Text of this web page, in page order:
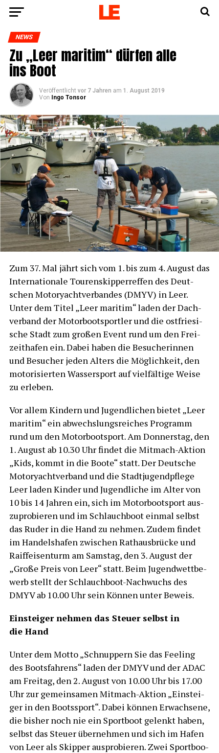
NEWS
Zu „Leer mari­tim“ dür­fen alle
ins Boot
Veröffentlicht vor 7 Jahren am 1. August 2019
Von
Ingo Tonsor
Zum 37.Mal jährt sich vom 1. bis zum 4. August das
Inter­na­tio­na­le Tou­ren­skip­perref­fen des Deut­
schen Motor­yacht­ver­ban­des (DMYV) in Leer.
Unter dem Titel „Leer mari­tim“ laden der Dach­
ver­band der Motor­bootsport­ler und die ost­frie­si­
sche Stadt zum gro­ßen Event rund um den Frei­
zeit­ha­fen ein. Dabei haben die Besu­che­rin­nen
und Besu­cher jeden Alters die Mög­lich­keit, den
moto­ri­sier­ten Was­ser­sport auf viel­fäl­ti­ge Wei­se
zu erleben.
Vor allem Kin­dern und Jugend­li­chen bie­tet „Leer
mari­tim“ ein abwechs­lungs­rei­ches Pro­gramm
rund um den Motor­boot­sport. Am Don­ners­tag, den
1. August ab 10.30 Uhr fin­det die Mit­mach-Akti­on
„Kids, kommt in die Boo­te“ statt. Der Deut­sche
Motor­yacht­ver­band und die Stadt­ju­gend­pfle­ge
Leer laden Kin­der und Jugend­li­che im Alter von
10 bis 14 Jah­ren ein, sich im Motor­boot­sport aus­
zu­pro­bie­ren und im Schlauch­boot ein­mal selbst
das Ruder in die Hand zu neh­men. Zudem fin­det
im Han­dels­ha­fen zwi­schen Rat­haus­brü­cke und
Raiff­ei­sen­turm am Sams­tag, den 3. August der
„Gro­ße Preis von Leer“ statt. Beim Jugend­wett­be­
werb stellt der Schlauch­boot-Nach­wuchs des
DMYV ab 10.00 Uhr sein Kön­nen unter Beweis.
Ein­stei­ger neh­men das Steu­er selbst in
die Hand
Unter dem Mot­to „Schnup­pern Sie das Fee­ling
des Boots­fah­rens“ laden der DMYV und der ADAC
am Frei­tag, den 2. August von 10.00 Uhr bis 17.00
Uhr zur gemein­sa­men Mit­mach-Akti­on „Ein­stei­
ger in den Boots­sport“. Dabei kön­nen Erwach­se­ne,
die bis­her noch nie ein Sport­boot gelenkt haben,
selbst das Steu­er über­neh­men und sich im Hafen
von Leer als Skip­per aus­pro­bie­ren. Zwei Sport­boo­